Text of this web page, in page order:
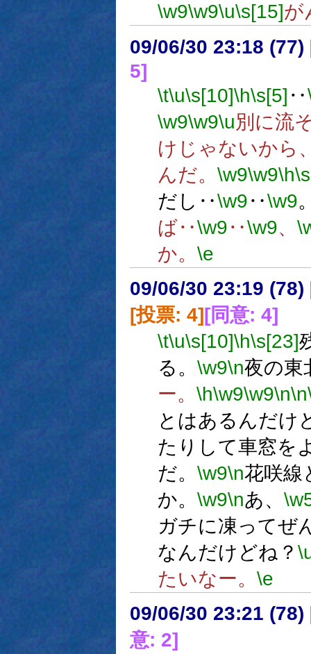
\w9\w9\u\s[15]が
09/06/30 23:18 (77)
5]
\t\u\s[10]\h\s[5] ‥
\w9\w9\u別に流
けじゃないから
んだ。 \w9\w9\h
だし‥\w9‥\w9
ば‥\w9‥\w9、
か。 \e
09/06/30 23:19 (78)
[投票: 4][同意: 4]
\t\u\s[10]\h\s[23]
る。 \w9\n夜の東
ー。 \h\w9\w9\n\n
とはあるんだけ
たりして車窓を
だ。 \w9\n花咲線
か。 \w9\nあ、
ガチに凍ってぜ
なんだけどね？
たいなー。 \e
09/06/30 23:21 (78)
意: 2]